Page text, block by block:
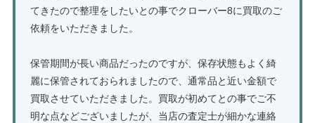
てきたので整理をしたいとの事でクローバー8に買取のご
依頼をいただきました。
保管期間が長い商品だったのですが、保存状態もよく綺
麗に保管されておられましたので、通常品と近い金額で
買取させていただきました。買取が初めてとの事でご不
明な点などございましたが、当店の査定士が細かな連絡